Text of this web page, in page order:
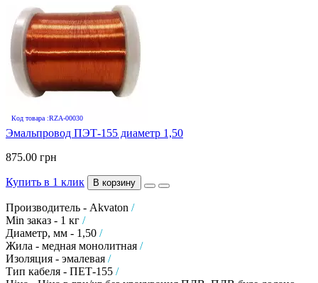
Код товара :RZA-00030
Эмальпровод ПЭТ-155 диаметр 1,50
875.00 грн
Купить в 1 клик В корзину
Производитель - Akvaton /
Min заказ - 1 кг /
Диаметр, мм - 1,50 /
Жила - медная монолитная /
Изоляция - эмалевая /
Тип кабеля - ПЕТ-155 /